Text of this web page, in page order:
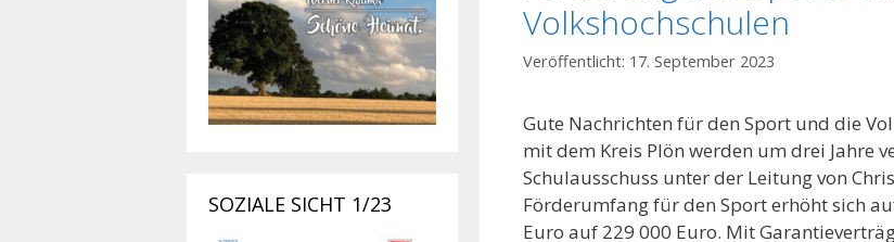
Volkshochschulen
17. September 2023
Gute Nachrichten für den Sport und die
mit dem Kreis Plön werden um drei Jahre
Schulausschuss unter der Leitung von
Förderumfang für den Sport erhöht sich
Euro auf 229 000 Euro. Mit
SOZIALE SICHT 1/23